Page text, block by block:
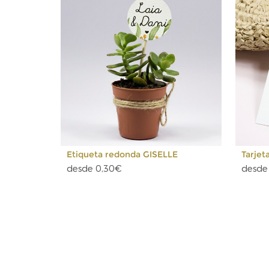
Etiqueta redonda GISELLE
desde 0,30€